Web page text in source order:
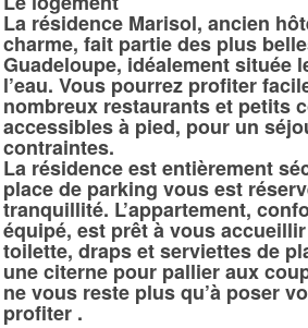
La résidence Marisol, ancien
charme, fait partie des plus
Guadeloupe, idéalement située
l’eau. Vous pourrez profiter
nombreux restaurants et petits
accessibles à pied, pour un
contraintes.
La résidence est entièrement
place de parking vous est
tranquillité. L’appartement,
équipé, est prêt à vous
toilette, draps et serviettes de
une citerne pour pallier aux
ne vous reste plus qu’à poser
profiter .